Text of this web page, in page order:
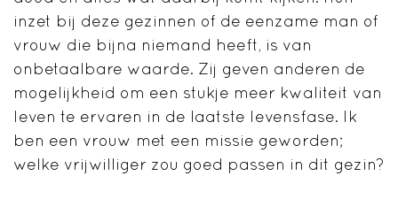
inzet bij deze gezinnen of de eenzame man of
vrouw die bijna niemand heeft, is van
onbetaalbare waarde. Zij geven anderen de
mogelijkheid om een stukje meer kwaliteit van
leven te ervaren in de laatste levensfase. Ik
ben een vrouw met een missie geworden;
welke vrijwilliger zou goed passen in dit gezin?